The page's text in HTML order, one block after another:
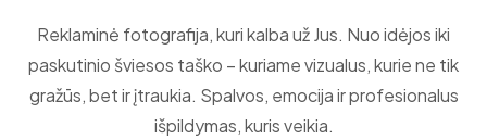
Reklaminė fotografija, kuri kalba už Jus. Nuo idėjos iki
paskutinio šviesos taško – kuriame vizualus, kurie ne tik
gražūs, bet ir įtraukia. Spalvos, emocija ir profesionalus
išpildymas, kuris veikia.